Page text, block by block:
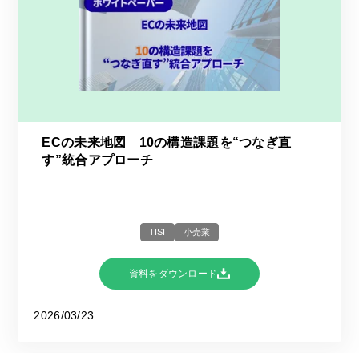
ECの未来地図 10の構造課題を“つなぎ直
す”統合アプローチ
TISI 小売業
資料をダウンロード
2026/03/23